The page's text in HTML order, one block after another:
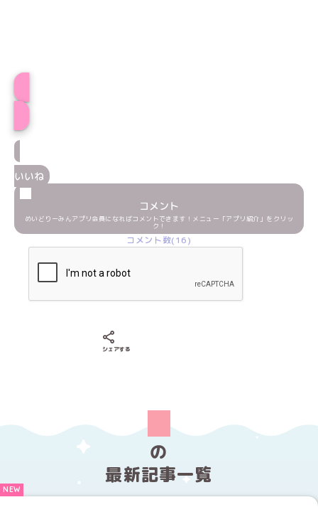
いいね
コメント
めいどりーみんアプリ会員になればコメントできます！メニュー「アプリ紹介」をクリッ
ク！
コメント数(16)
シェアする
の
最新記事一覧